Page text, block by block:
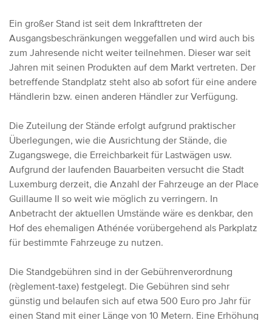
Ein großer Stand ist seit dem Inkrafttreten der
Ausgangsbeschränkungen weggefallen und wird auch bis
zum Jahresende nicht weiter teilnehmen. Dieser war seit
Jahren mit seinen Produkten auf dem Markt vertreten. Der
betreffende Standplatz steht also ab sofort für eine andere
Händlerin bzw. einen anderen Händler zur Verfügung.
Die Zuteilung der Stände erfolgt aufgrund praktischer
Überlegungen, wie die Ausrichtung der Stände, die
Zugangswege, die Erreichbarkeit für Lastwägen usw.
Aufgrund der laufenden Bauarbeiten versucht die Stadt
Luxemburg derzeit, die Anzahl der Fahrzeuge an der Place
Guillaume II so weit wie möglich zu verringern. In
Anbetracht der aktuellen Umstände wäre es denkbar, den
Hof des ehemaligen Athénée vorübergehend als Parkplatz
für bestimmte Fahrzeuge zu nutzen.
Die Standgebühren sind in der Gebührenverordnung
(règlement-taxe) festgelegt. Die Gebühren sind sehr
günstig und belaufen sich auf etwa 500 Euro pro Jahr für
einen Stand mit einer Länge von 10 Metern. Eine Erhöhung